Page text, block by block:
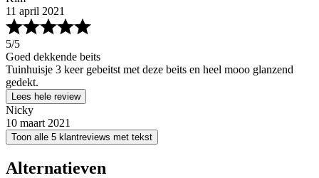
11 april 2021
5/5
Goed dekkende beits
Tuinhuisje 3 keer gebeitst met deze beits en heel mooo glanzend
gedekt.
Lees hele review
Nicky
10 maart 2021
Toon alle 5 klantreviews met tekst
Alternatieven